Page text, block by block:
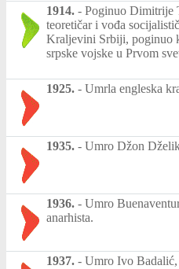
1914. - Poginuo Dimitrije
teoretičar i vođa
Kraljevini Srbiji, poginuo
srpske vojske u Prvom
1925. - Umrla engleska
1935. - Umro Džon
1936. - Umro
anarhista.
1937. - Umro Ivo